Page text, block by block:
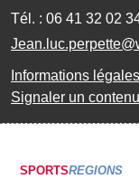
Tél. : 06 41 32 02
Informations légales
Signaler un
SPORTSREGIONS